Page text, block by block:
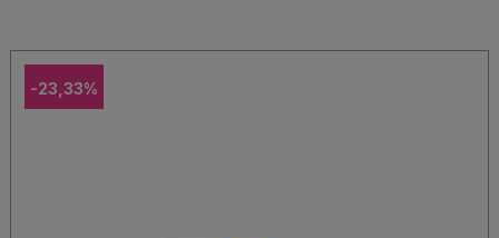
-23,33%